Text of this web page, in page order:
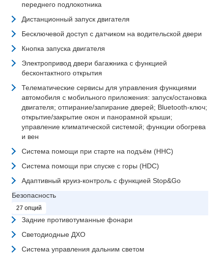
переднего подлокотника
Дистанционный запуск двигателя
Бесключевой доступ с датчиком на водительской двери
Кнопка запуска двигателя
Электропривод двери багажника с функцией
бесконтактного открытия
Телематические сервисы для управления функциями
автомобиля с мобильного приложения: запуск/остановка
двигателя; отпирание/запирание дверей; Bluetooth-ключ;
открытие/закрытие окон и панорамной крыши;
управление климатической системой; функции обогрева
и вен
Система помощи при старте на подъём (HHC)
Система помощи при спуске с горы (HDC)
Адаптивный круиз-контроль с функцией Stop&Go
Безопасность
27 опций
Задние противотуманные фонари
Светодиодные ДХО
Система управления дальним светом